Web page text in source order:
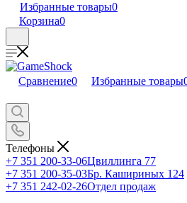
Избранные товары0
Корзина0
Сравнение0 Избранные товары
Телефоны
+7 351 200-33-06Цвиллинга 77
+7 351 200-35-03Бр. Кашириных 124
+7 351 242-02-26Отдел продаж